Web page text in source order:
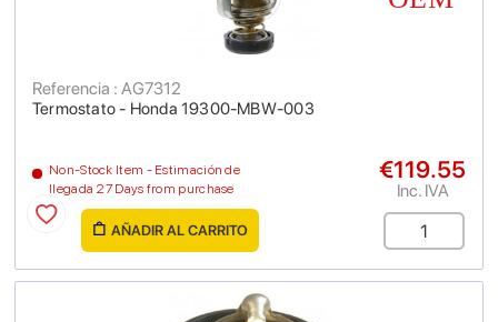
Termostato - Honda 19300-MBW-003
Referencia : AG7312
Non-Stock Item - Estimación de
llegada 27 Days from purchase
€119.55
Inc. IVA
AÑADIR AL CARRITO